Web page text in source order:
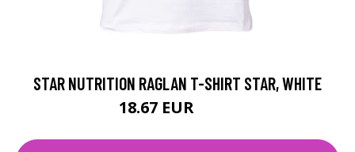
STAR NUTRITION RAGLAN T-SHIRT STAR, WHITE
18.67 EUR